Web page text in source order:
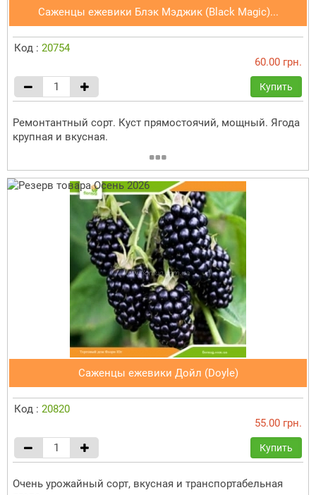
Саженцы ежевики Блэк Мэджик (Black Magic)...
Код : 20754
60.00 грн.
Купить
Ремонтантный сорт. Куст прямостоячий, мощный. Ягода
крупная и вкусная.
Саженцы ежевики Дойл (Doyle)
Код : 20820
55.00 грн.
Купить
Очень урожайный сорт, вкусная и транспортабельная